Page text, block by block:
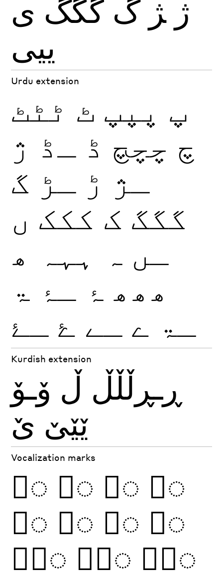
ژ ﮋ گ گگگ ی
ییی
Urdu extension
پ پپپ ٹ ٹٹٹ
چ چچچ ڈ ـڈ ژ
ـژ ڑ ـڑ گ
گگگ ک ککک ں
ـں ہ ہہہ ھ
ھھھ ۂ ـۂ ۃ
ـۃ ے ـے ۓ ـۓ
Kurdish extension
ڕـڕڵڵڵ ڵ ۆـۆ
ێێێ ێ
Vocalization marks
◌َ ◌ً ◌ِ ◌ٍ
◌ُ ◌ٌ ◌ْ ◌ّ
◌َّ ◌ًّ ◌َّ